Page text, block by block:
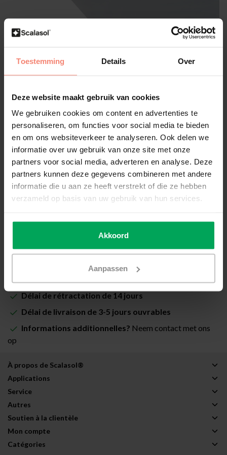
Toestemming Details Over
Deze website maakt gebruik van cookies
We gebruiken cookies om content en advertenties te
personaliseren, om functies voor social media te bieden
en om ons websiteverkeer te analyseren. Ook delen we
informatie over uw gebruik van onze site met onze
partners voor social media, adverteren en analyse. Deze
partners kunnen deze gegevens combineren met andere
informatie die u aan ze heeft verstrekt of die ze hebben
verzameld op basis van uw gebruik van hun services.
Akkoord
Aanpassen
Scalasol®
Film occultant | PP75 | Effet
Évaluations
Montage extérieur (Verre HR +)
Légèrement teinté / Miroir de l'extérieur
Facile à appliquer
Taille:*
Disponible
Délai de rétractation de 14 jours
Délai de livraison de 3-5 jours ouvrables
Informations additionnelles? Neem contact met ons
op
À propos de Scalasol®
Applications
Service
Autres
Soutien à la clientèle
Mon compte
Catégories